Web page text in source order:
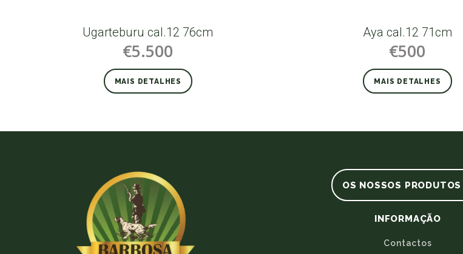
Ugarteburu cal.12 76cm
€5.500
MAIS DETALHES
Aya cal.12 71cm
€500
MAIS DETALHES
OS NOSSOS PRODUTOS
INFORMAÇÃO
Contactos